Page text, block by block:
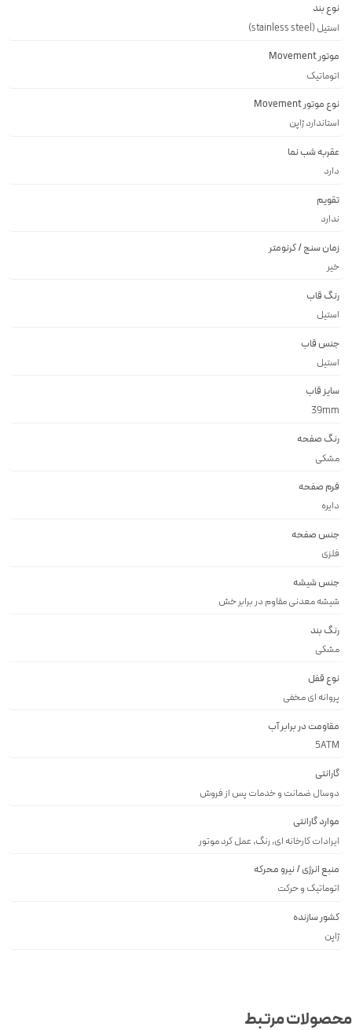
نوع بند
استیل (stainless steel)
موتور Movement
اتوماتیک
نوع موتور Movement
استاندارد ژاپن
عقربه شب نما
دارد
تقویم
ندارد
زمان سنج / کرنومتر
خیر
رنگ قاب
استيل
جنس قاب
استيل
سایز قاب
39mm
رنگ صفحه
مشكى
فرم صفحه
دايره
جنس صفحه
فلزى
جنس شیشه
شيشه معدنى مقاوم در برابر خش
رنگ بند
مشكى
نوع قفل
پروانه اى مخفى
مقاومت در برابر آب
5ATM
گارانتی
دوسال ضمانت و خدمات پس از فروش
موارد گارانتی
ایرادات کارخانه ای, رنگ, عمل کرد موتور
منبع انرژی / نیرو محرکه
اتوماتیک و حرکت
کشور سازنده
ژاپن
محصولات مرتبط